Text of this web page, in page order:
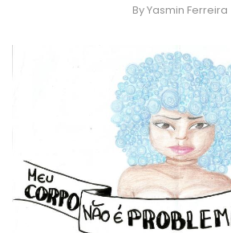
By Yasmin Ferreira